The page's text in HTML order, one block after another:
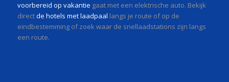
voorbereid op vakantie gaat met een elektrische auto. Bekijk
directde hotels met laadpaal langs je route of op de
eindbestemming of zoek waar de snellaadstations zijn langs
een route.